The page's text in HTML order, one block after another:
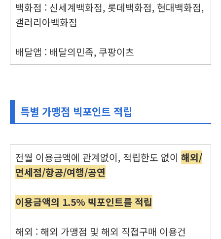
백화점 : 신세계백화점, 롯데백화점, 현대백화점,
갤러리아백화점
배달앱 : 배달의민족, 쿠팡이츠
특별 가맹점 빅포인트 적립
전월 이용금액에 관계없이, 적립한도 없이 해외/
면세점/항공/여행/공연
이용금액의 1.5% 빅포인트를 적립
해외 : 해외 가맹점 및 해외 직접구매 이용건